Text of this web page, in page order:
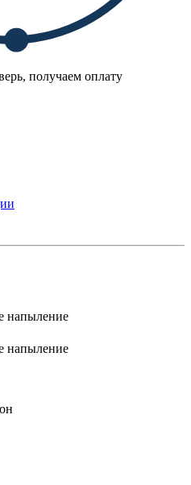
получаем оплату
напыление
напыление